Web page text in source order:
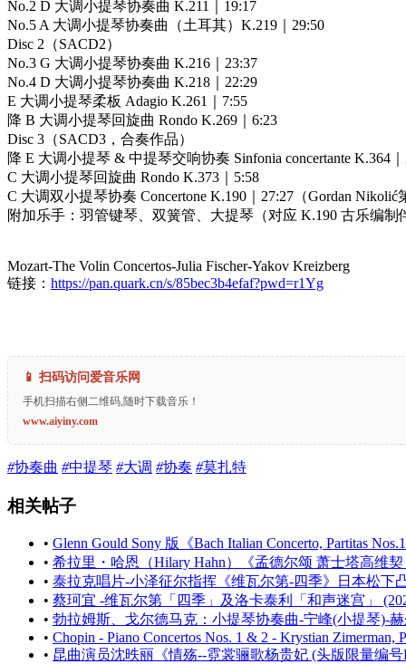
No.2 D 大调小提琴协奏曲 K.211｜19:17
No.5 A 大调小提琴协奏曲（土耳其）K.219｜29:50
Disc 2（SACD2）
No.3 G 大调小提琴协奏曲 K.216｜23:37
No.4 D 大调小提琴协奏曲 K.218｜22:29
E 大调小提琴柔板 Adagio K.261｜7:55
降 B 大调小提琴回旋曲 Rondo K.269｜6:23
Disc 3（SACD3，合奏作品）
降 E 大调小提琴 & 中提琴交响协奏 Sinfonia concertante K.364
C 大调小提琴回旋曲 Rondo K.373｜5:58
C 大调双小提琴协奏 Concertone K.190｜27:27（Gordan Nikolić
附加乐手：羽管键琴、双簧管、大提琴（对应 K.190 古乐编制
Mozart-The Volin Concertos-Julia Fischer-Yakov Kreizberg
链接： https://pan.quark.cn/s/85bec3b4efaf?pwd=r1Yg
📱 扫码访问爱音乐网
手机扫描右侧二维码,随时下载音乐！
www.aiyiny.com
#协奏曲 #中提琴 #大调 #协奏 #莫扎特
相关帖子
• Glenn Gould Sony 版《Bach Italian Concerto, Partitas
• 希拉里・哈恩（Hilary Hahn）《孟德尔颂 萧士塔高维
• 泰拉克唱片-小泽征尔指挥《维瓦尔第-四季》日本松下
• 蔡珂宜 -维瓦尔第「四季」及洛卡泰利「和声迷宫」
• 勃拉姆斯、戈尔德马克：小提琴协奏曲-宁峰(小提琴)-
• Chopin - Piano Concertos Nos. 1 & 2 - Krystian Zimerman,
• 昆曲演员沈昳丽《情殇--霓裳骊歌杨贵妃 (头版限量编